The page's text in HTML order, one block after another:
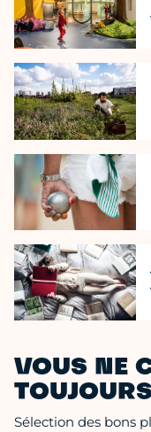
VOUS NE
Sélection des bons